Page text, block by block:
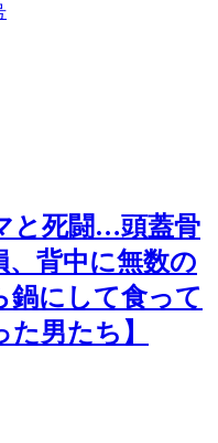
と死闘…頭蓋骨
、背中に無数の
鍋にして食って
男たち】